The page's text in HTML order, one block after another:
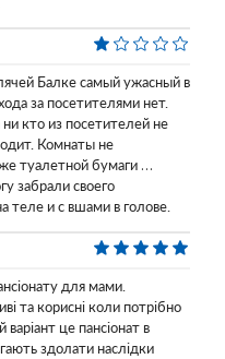
Балке самый ужасный в
за посетителями нет.
кто из посетителей не
Комнаты не
туалетной бумаги …
забрали своего
теле и с вшами в голове.
для мами.
та корисні коли потрібно
це пансіонат в
здолати наслідки